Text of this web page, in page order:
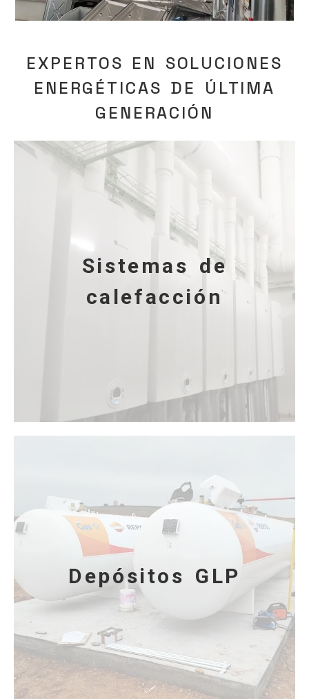
EXPERTOS EN SOLUCIONES
ENERGÉTICAS DE ÚLTIMA
GENERACIÓN
Sistemas de
calefacción
Depósitos GLP